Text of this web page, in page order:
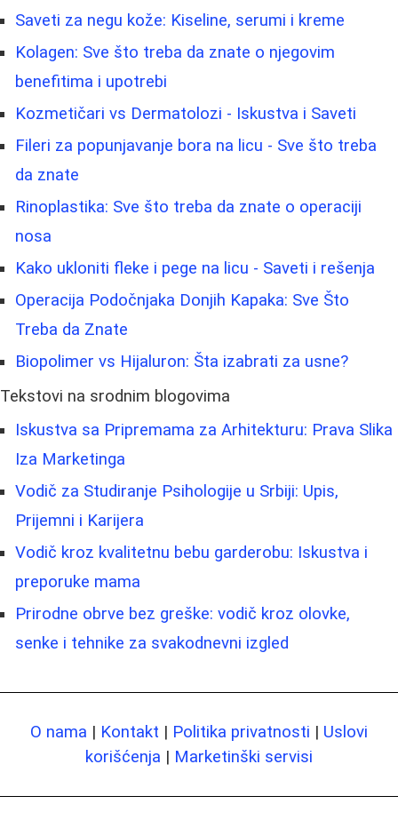
Saveti za negu kože: Kiseline, serumi i kreme
Kolagen: Sve što treba da znate o njegovim
benefitima i upotrebi
Kozmetičari vs Dermatolozi - Iskustva i Saveti
Fileri za popunjavanje bora na licu - Sve što treba
da znate
Rinoplastika: Sve što treba da znate o operaciji
nosa
Kako ukloniti fleke i pege na licu - Saveti i rešenja
Operacija Podočnjaka Donjih Kapaka: Sve Što
Treba da Znate
Biopolimer vs Hijaluron: Šta izabrati za usne?
Tekstovi na srodnim blogovima
Iskustva sa Pripremama za Arhitekturu: Prava Slika
Iza Marketinga
Vodič za Studiranje Psihologije u Srbiji: Upis,
Prijemni i Karijera
Vodič kroz kvalitetnu bebu garderobu: Iskustva i
preporuke mama
Prirodne obrve bez greške: vodič kroz olovke,
senke i tehnike za svakodnevni izgled
O nama | Kontakt | Politika privatnosti | Uslovi
korišćenja | Marketinški servisi